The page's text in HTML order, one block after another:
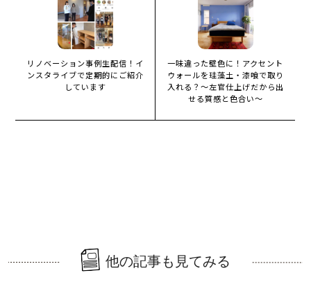
リノベーション事例生配信！イ
ンスタライブで定期的にご紹介
しています
一味違った壁色に！アクセント
ウォールを珪藻土・漆喰で取り
入れる？～左官仕上げだから出
せる質感と色合い～
他の記事も見てみる